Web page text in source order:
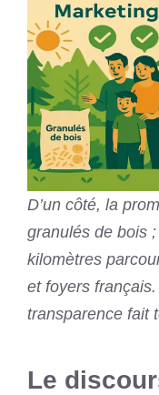
D’un côté, la
granulés de bois
kilomètres
et foyers
transparence fait
Le